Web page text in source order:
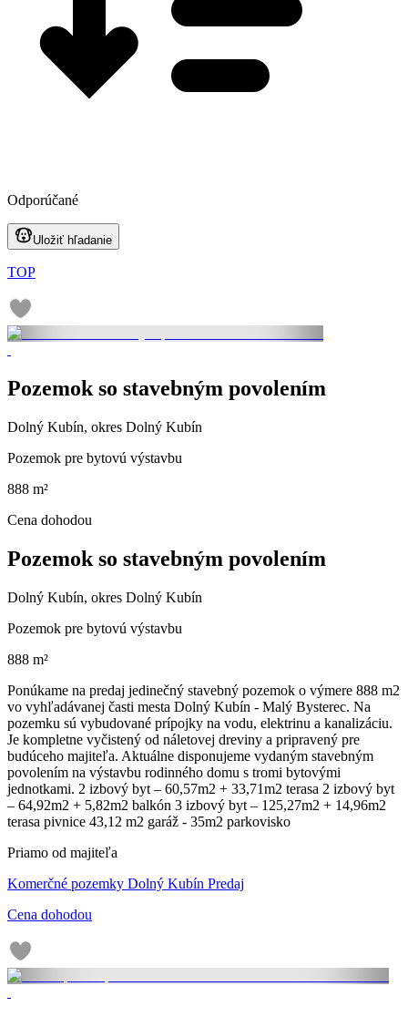
Odporúčané
Uložiť hľadanie
TOP
Pozemok so stavebným povolením
Dolný Kubín, okres Dolný Kubín
Pozemok pre bytovú výstavbu
888 m²
Cena dohodou
Pozemok so stavebným povolením
Dolný Kubín, okres Dolný Kubín
Pozemok pre bytovú výstavbu
888 m²
Ponúkame na predaj jedinečný stavebný pozemok o výmere 888 m2
vo vyhľadávanej časti mesta Dolný Kubín - Malý Bysterec. Na
pozemku sú vybudované prípojky na vodu, elektrinu a kanalizáciu.
Je kompletne vyčistený od náletovej dreviny a pripravený pre
budúceho majiteľa. Aktuálne disponujeme vydaným stavebným
povolením na výstavbu rodinného domu s tromi bytovými
jednotkami. 2 izbový byt – 60,57m2 + 33,71m2 terasa 2 izbový byt
– 64,92m2 + 5,82m2 balkón 3 izbový byt – 125,27m2 + 14,96m2
terasa pivnice 43,12 m2 garáž - 35m2 parkovisko
Priamo od majiteľa
Komerčné pozemky Dolný Kubín Predaj
Cena dohodou